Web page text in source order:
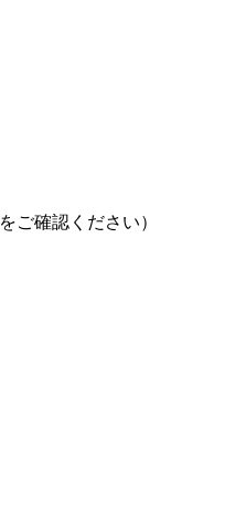
をご確認ください）